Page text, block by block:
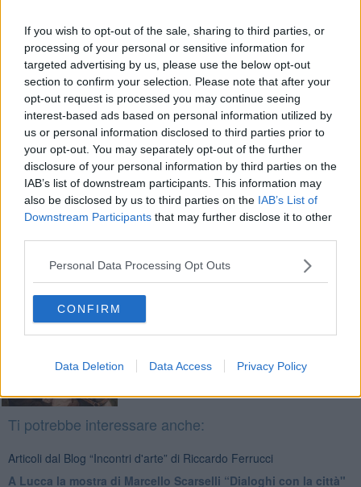
If you wish to opt-out of the sale, sharing to third parties, or
processing of your personal or sensitive information for
targeted advertising by us, please use the below opt-out
section to confirm your selection. Please note that after your
opt-out request is processed you may continue seeing
interest-based ads based on personal information utilized by
us or personal information disclosed to third parties prior to
your opt-out. You may separately opt-out of the further
disclosure of your personal information by third parties on the
IAB’s list of downstream participants. This information may
also be disclosed by us to third parties on the IAB’s List of
Downstream Participants that may further disclose it to other
Personal Data Processing Opt Outs
CONFIRM
Data Deletion Data Access Privacy Policy
Se vuoi leggere le notizie principali della Toscana iscriviti alla
Newsletter QUInews - ToscanaMedia. Arriva gratis tutti i giorni
alle 20:00 direttamente nella tua casella di posta.
Basta cliccare QUI
Fotogallery
Ti potrebbe interessare anche:
Articoli dal Blog “Incontri d'arte” di Riccardo Ferrucci
A Lucca la mostra di Marcello Scarselli “Dialoghi con la città"